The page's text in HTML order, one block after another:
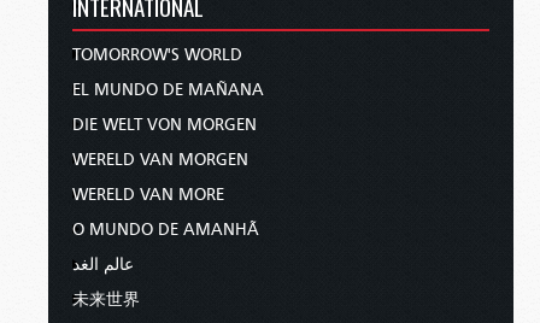
TOMORROW'S WORLD
EL MUNDO DE MAÑANA
DIE WELT VON MORGEN
WERELD VAN MORGEN
WERELD VAN MORE
O MUNDO DE AMANHÃ
عالم الغد
未来世界